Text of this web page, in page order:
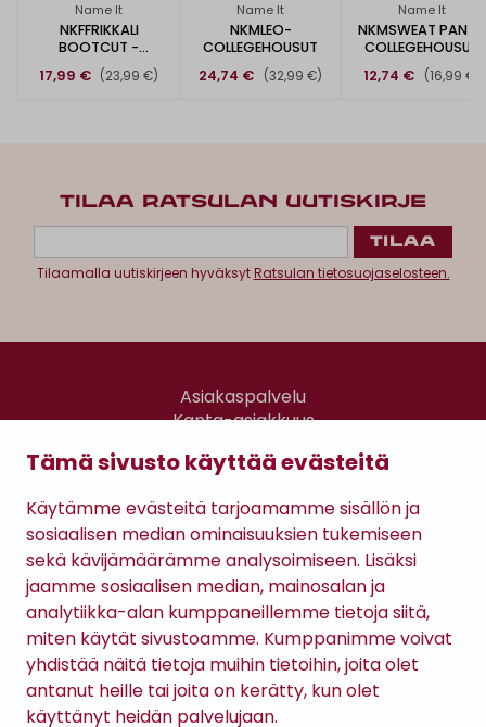
Tämä sivusto käyttää evästeitä
Käytämme evästeitä tarjoamamme sisällön ja
sosiaalisen median ominaisuuksien tukemiseen
sekä kävijämäärämme analysoimiseen. Lisäksi
jaamme sosiaalisen median, mainosalan ja
analytiikka-alan kumppaneillemme tietoja siitä,
miten käytät sivustoamme. Kumppanimme voivat
yhdistää näitä tietoja muihin tietoihin, joita olet
antanut heille tai joita on kerätty, kun olet
käyttänyt heidän palvelujaan.
Name It
NKFFRIKKALI
BOOTCUT -
HOUSUT
17,99 € (23,99 €)
Name It
NKMLEO-
COLLEGEHOUSUT
24,74 €
(32,99 €)
Name It
NKMSWEAT PANT -
COLLEGEHOUSUT
12,74 €
(16,99 €)
TILAA RATSULAN UUTISKIRJE
Tilaamalla uutiskirjeen hyväksytRatsulan tietosuojaselosteen.
Asiakaspalvelu
Kanta-asiakkuus
Gomee Ratsula Café
Sopimusehdot
Tietosuojaseloste
Maksutavat